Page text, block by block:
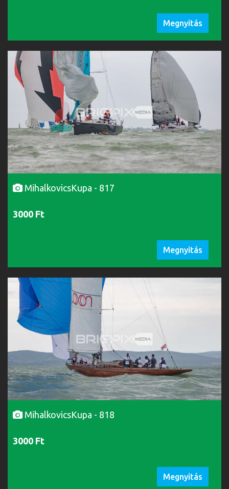
Megnyitás
MihalkovicsKupa - 817
3000 Ft
Megnyitás
MihalkovicsKupa - 818
3000 Ft
Megnyitás